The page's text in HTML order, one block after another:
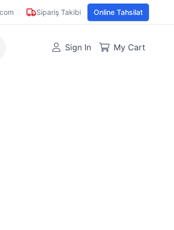
Sipariş Takibi Online Tahsilat
Sign In My Cart